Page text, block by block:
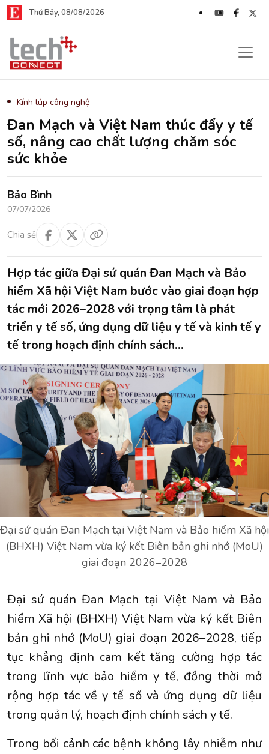
Thứ Bảy, 08/08/2026
Kính lúp công nghệ
Đan Mạch và Việt Nam thúc đẩy y tế
số, nâng cao chất lượng chăm sóc
sức khỏe
Bảo Bình
07/07/2026
Chia sẻ
Hợp tác giữa Đại sứ quán Đan Mạch và Bảo
hiểm Xã hội Việt Nam bước vào giai đoạn hợp
tác mới 2026–2028 với trọng tâm là phát
triển y tế số, ứng dụng dữ liệu y tế và kinh tế y
tế trong hoạch định chính sách…
Đại sứ quán Đan Mạch tại Việt Nam và Bảo hiểm Xã hội
(BHXH) Việt Nam vừa ký kết Biên bản ghi nhớ (MoU)
giai đoạn 2026–2028
Đại sứ quán Đan Mạch tại Việt Nam và Bảo
hiểm Xã hội (BHXH) Việt Nam vừa ký kết Biên
bản ghi nhớ (MoU) giai đoạn 2026–2028, tiếp
tục khẳng định cam kết tăng cường hợp tác
trong lĩnh vực bảo hiểm y tế, đồng thời mở
rộng hợp tác về y tế số và ứng dụng dữ liệu
trong quản lý, hoạch định chính sách y tế.
Trong bối cảnh các bệnh không lây nhiễm như